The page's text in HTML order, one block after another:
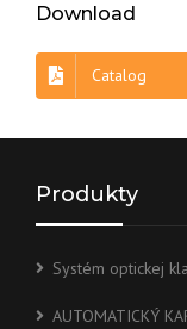
Download
Catalog
Produkty
Systém optickej
AUTOMATICKÝ